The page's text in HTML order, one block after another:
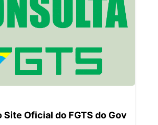
Site Oficial do FGTS do Gov